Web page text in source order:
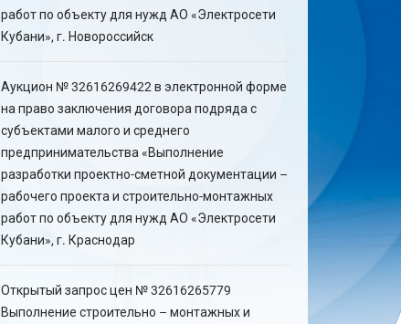
работ по объекту для нужд АО «Электросети
Кубани», г. Новороссийск
Аукцион № 32616269422 в электронной форме
на право заключения договора подряда с
субъектами малого и среднего
предпринимательства «Выполнение
разработки проектно-сметной документации –
рабочего проекта и строительно-монтажных
работ по объекту для нужд АО «Электросети
Кубани», г. Краснодар
Открытый запрос цен № 32616265779
Выполнение строительно – монтажных и